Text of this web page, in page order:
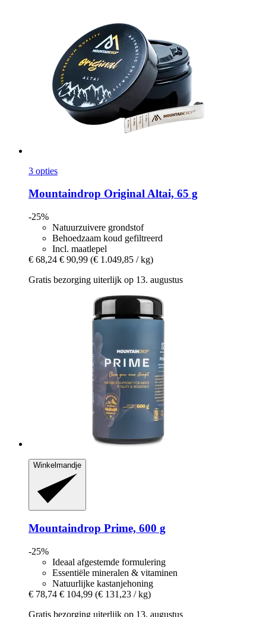
3 opties
Mountaindrop Original Altai, 65 g
-25%
Natuurzuivere grondstof
Behoedzaam koud gefiltreerd
Incl. maatlepel
€ 68,24 € 90,99 (€ 1.049,85 / kg)
Gratis bezorging uiterlijk op 13. augustus
Winkelmandje
Mountaindrop Prime, 600 g
-25%
Ideaal afgestemde formulering
Essentiële mineralen & vitaminen
Natuurlijke kastanjehoning
€ 78,74 € 104,99 (€ 131,23 / kg)
Gratis bezorging uiterlijk op 13. augustus